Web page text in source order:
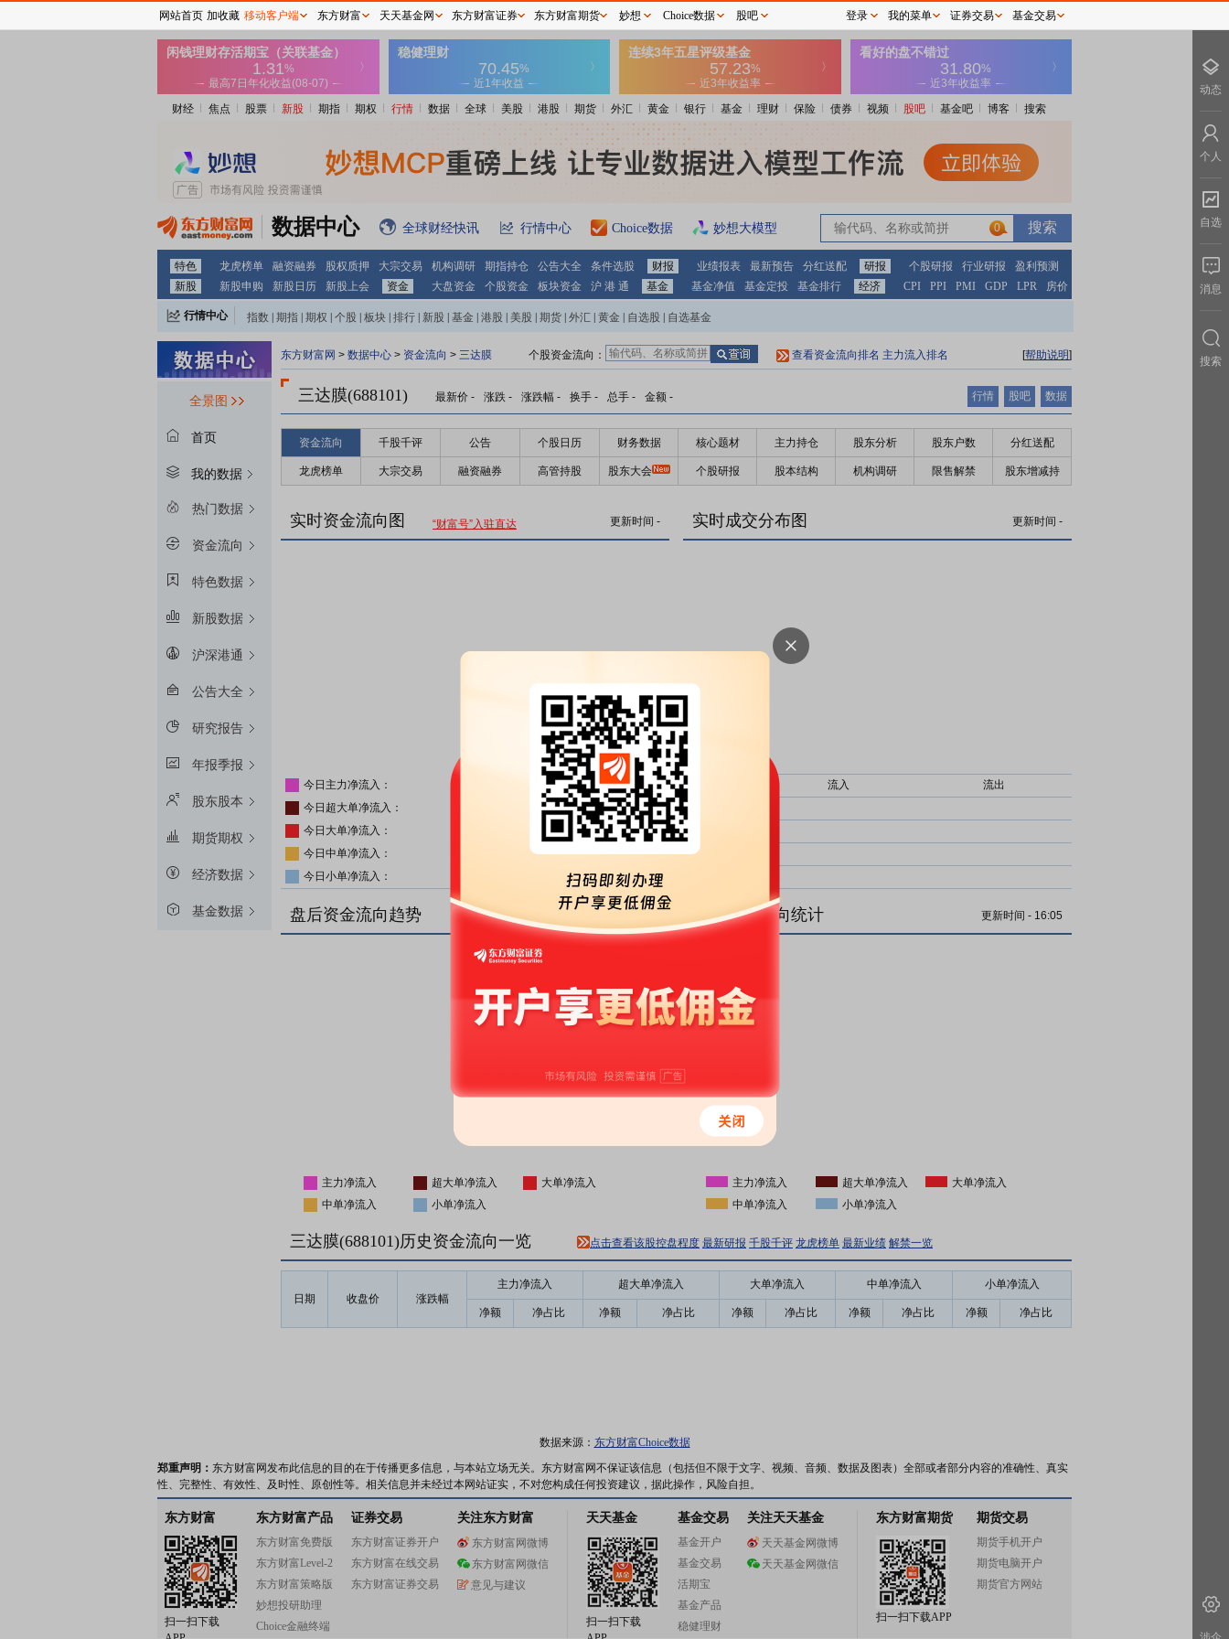
财经 焦点 股票 新股 期指 期权 行情 数据 全球 美股 港股 期货 外汇 黄金 银行 基金 理财 保险 债券 视频 股吧 基金吧 博客 搜索
数据中心 全球财经快讯 行情中心 Choice数据 妙想大模型 0
特色 龙虎榜单 融资融券 股权质押 大宗交易 机构调研 期指持仓 公告大全 条件选股 财报 业绩报表 最新预告 分红送配 研报 个股研报 行业研报
盈利预测
新股
新股申购 新股日历 新股上会 资金 大盘资金 个股资金 板块资金 沪 港 通 基金 基金净值 基金定投 基金排行 经济 CPI PPI PMI GDP LPR 房价
行情中心 指数 期指 期权 个股 板块 排行 新股 基金 港股 美股 期货 外汇 黄金 自选股 自选基金
全景图
首页
我的数据
热门数据
资金流向
特色数据
新股数据
沪深港通
公告大全
研究报告
年报季报
股东股本
期货期权
经济数据
基金数据
东方财富网 > 数据中心 > 资金流向 > 三达膜 个股资金流向： 查看资金流向排名 主力流入排名 [帮助说明]
三达膜(688101) 最新价 - 涨跌 - 涨跌幅 - 换手 - 总手 - 金额 - 行情 股吧 数据
资金流向 千股千评 公告 个股日历 财务数据 核心题材 主力持仓 股东分析 股东户数 分红送配
龙虎榜单 大宗交易 融资融券 高管持股 股东大会 个股研报 股本结构 机构调研 限售解禁 股东增减持
实时资金流向图 “财富号”入驻直达 更新时间 -
今日主力净流入：
主力净比：
今日超大单净流入：
超大单净比：
今日大单净流入：
大单净比：
今日中单净流入：
中单净比：
今日小单净流入：
实时成交分布图 更新时间 -
流入
流出
盘后资金流向趋势
主力净流入 超大单净流入
大单净流入
中单净流入
小单净流入
盘后资金流向统计 更新时间 - 16:05
主力净流入 超大单净流入
大单净流入
中单净流入
小单净流入
三达膜(688101)历史资金流向一览 点击查看该股控盘程度 最新研报 千股千评 龙虎榜单 最新业绩 解禁一览
日期 收盘价 涨跌幅
主力净流入 超大单净流入 大单净流入 中单净流入 小单净流入
净额 净占比 净额 净占比 净额 净占比 净额 净占比 净额 净占比
数据来源： 东方财富Choice数据
郑重声明： 东方财富网发布此信息的目的在于传播更多信息，与本站立场无关。东方财富网不保证该信息（包括但不限于文字、视频、音频、数据及图表）全部或者部分内容的准确性、真实
性、完整性、有效性、及时性、原创性等。相关信息并未经过本网站证实，不对您构成任何投资建议，据此操作，风险自担。
东方财富
扫一扫下载
东方财富产品
东方财富免费版
东方财富Level-2
东方财富策略版
妙想投研助理
Choice金融终端
证券交易
东方财富证券开户
东方财富在线交易
东方财富证券交易
关注东方财富
东方财富网微博
东方财富网微信
意见与建议
天天基金
扫一扫下载
基金交易
基金开户
基金交易
活期宝
基金产品
稳健理财
关注天天基金
天天基金网微博
天天基金网微信
东方财富期货
扫一扫下载APP
期货交易
期货手机开户
期货电脑开户
期货官方网站
网站首页 加收藏 移动客户端 东方财富 天天基金网 东方财富证券 东方财富期货 妙想 Choice数据 股吧 登录 我的菜单 证券交易 基金交易
动态
个人
自选
消息
搜索